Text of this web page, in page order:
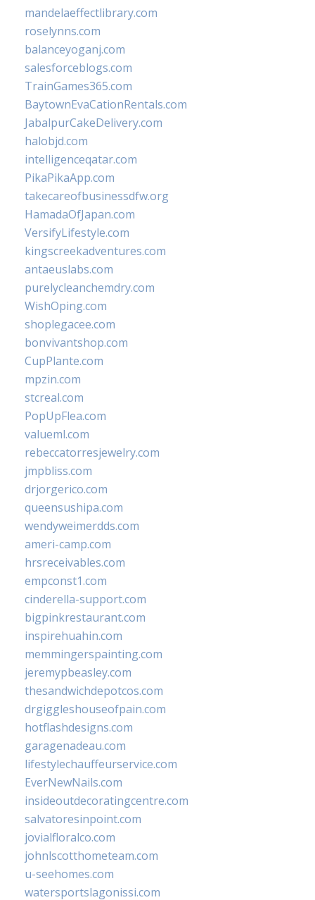
mandelaeffectlibrary.com
roselynns.com
balanceyoganj.com
salesforceblogs.com
TrainGames365.com
BaytownEvaCationRentals.com
JabalpurCakeDelivery.com
halobjd.com
intelligenceqatar.com
PikaPikaApp.com
takecareofbusinessdfw.org
HamadaOfJapan.com
VersifyLifestyle.com
kingscreekadventures.com
antaeuslabs.com
purelycleanchemdry.com
WishOping.com
shoplegacee.com
bonvivantshop.com
CupPlante.com
mpzin.com
stcreal.com
PopUpFlea.com
valueml.com
rebeccatorresjewelry.com
jmpbliss.com
drjorgerico.com
queensushipa.com
wendyweimerdds.com
ameri-camp.com
hrsreceivables.com
empconst1.com
cinderella-support.com
bigpinkrestaurant.com
inspirehuahin.com
memmingerspainting.com
jeremypbeasley.com
thesandwichdepotcos.com
drgiggleshouseofpain.com
hotflashdesigns.com
garagenadeau.com
lifestylechauffeurservice.com
EverNewNails.com
insideoutdecoratingcentre.com
salvatoresinpoint.com
jovialfloralco.com
johnlscotthometeam.com
u-seehomes.com
watersportslagonissi.com